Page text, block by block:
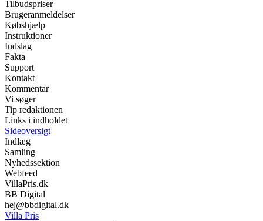
Tilbudspriser
Brugeranmeldelser
Købshjælp
Instruktioner
Indslag
Fakta
Support
Kontakt
Kommentar
Vi søger
Tip redaktionen
Links i indholdet
Sideoversigt
Indlæg
Samling
Nyhedssektion
Webfeed
VillaPris.dk
BB Digital
hej@bbdigital.dk
Villa Pris